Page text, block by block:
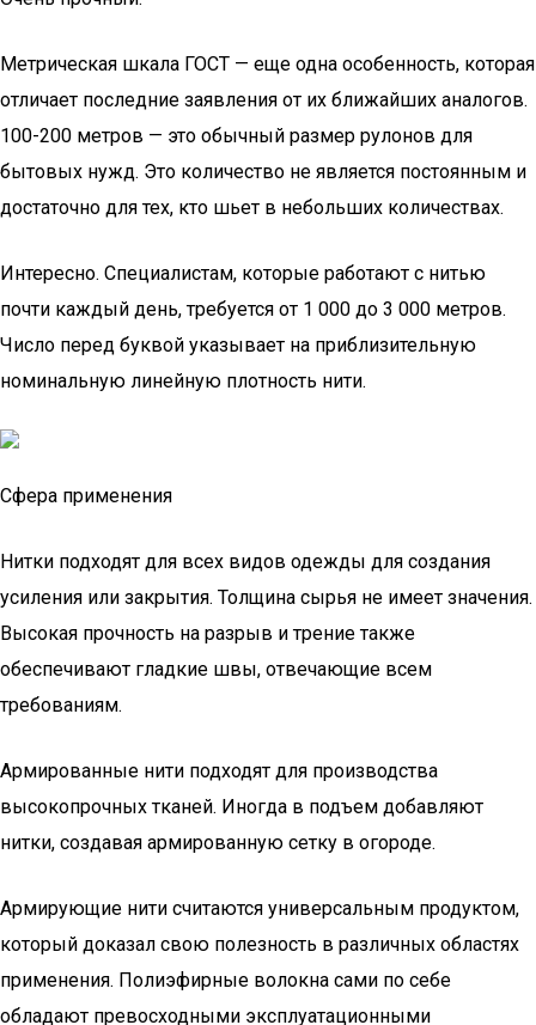
Метрическая шкала ГОСТ — еще одна особенность, которая
отличает последние заявления от их ближайших аналогов.
100-200 метров — это обычный размер рулонов для
бытовых нужд. Это количество не является постоянным и
достаточно для тех, кто шьет в небольших количествах.
Интересно. Специалистам, которые работают с нитью
почти каждый день, требуется от 1 000 до 3 000 метров.
Число перед буквой указывает на приблизительную
номинальную линейную плотность нити.
Сфера применения
Нитки подходят для всех видов одежды для создания
усиления или закрытия. Толщина сырья не имеет значения.
Высокая прочность на разрыв и трение также
обеспечивают гладкие швы, отвечающие всем
требованиям.
Армированные нити подходят для производства
высокопрочных тканей. Иногда в подъем добавляют
нитки, создавая армированную сетку в огороде.
Армирующие нити считаются универсальным продуктом,
который доказал свою полезность в различных областях
применения. Полиэфирные волокна сами по себе
обладают превосходными эксплуатационными